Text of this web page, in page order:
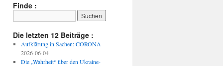
Finde :
Die letzten 12 Beiträge :
Aufklärung in Sachen: CORONA
2026-06-04
Die „Wahrheit“ über den Ukraine-